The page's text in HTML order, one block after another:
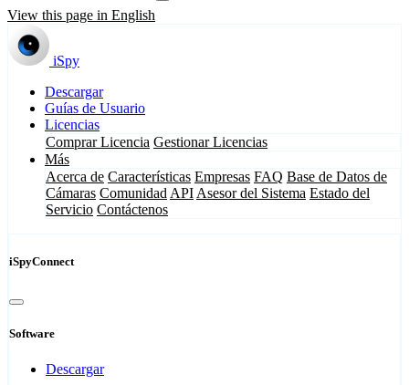
View this page in English
iSpy
Descargar
Guías de Usuario
Licencias
Comprar Licencia Gestionar Licencias
Más
Acerca de Características Empresas FAQ Base de Datos de
Cámaras Comunidad API Asesor del Sistema Estado del
Servicio Contáctenos
iSpyConnect
Software
Descargar